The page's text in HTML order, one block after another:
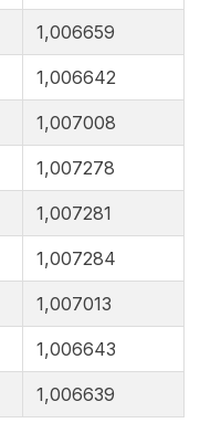
1,006659
1,006642
1,007008
1,007278
1,007281
1,007284
1,007013
1,006643
1,006639